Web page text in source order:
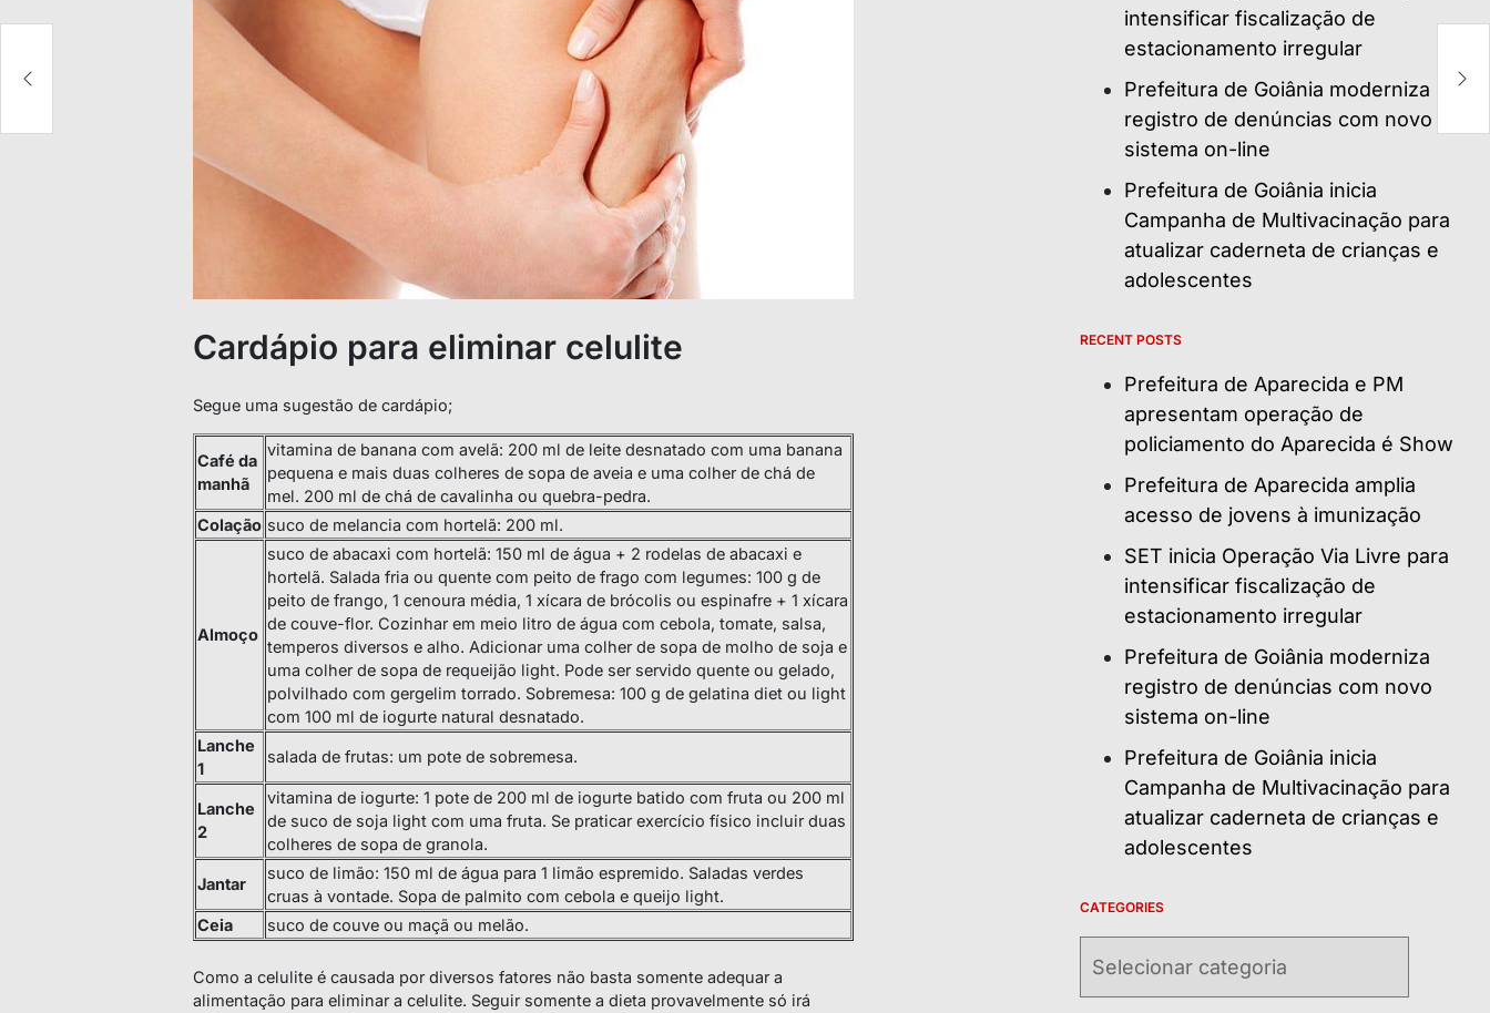
Cardápio para eliminar celulite
Segue uma sugestão de cardápio;
Café da
manhã
vitamina de banana com avelã: 200 ml de leite desnatado com uma banana
pequena e mais duas colheres de sopa de aveia e uma colher de chá de
mel. 200 ml de chá de cavalinha ou quebra-pedra.
Colação suco de melancia com hortelã: 200 ml.
Almoço
suco de abacaxi com hortelã: 150 ml de água + 2 rodelas de abacaxi e
hortelã. Salada fria ou quente com peito de frago com legumes: 100 g de
peito de frango, 1 cenoura média, 1 xícara de brócolis ou espinafre + 1 xícara
de couve-flor. Cozinhar em meio litro de água com cebola, tomate, salsa,
temperos diversos e alho. Adicionar uma colher de sopa de molho de soja e
uma colher de sopa de requeijão light. Pode ser servido quente ou gelado,
polvilhado com gergelim torrado. Sobremesa: 100 g de gelatina diet ou light
com 100 ml de iogurte natural desnatado.
Lanche
1
salada de frutas: um pote de sobremesa.
Lanche
2
vitamina de iogurte: 1 pote de 200 ml de iogurte batido com fruta ou 200 ml
de suco de soja light com uma fruta. Se praticar exercício físico incluir duas
colheres de sopa de granola.
Jantar
suco de limão: 150 ml de água para 1 limão espremido. Saladas verdes
cruas à vontade. Sopa de palmito com cebola e queijo light.
Ceia
suco de couve ou maçã ou melão.
Como a celulite é causada por diversos fatores não basta somente adequar a
alimentação para eliminar a celulite. Seguir somente a dieta provavelmente só irá
intensificar fiscalização de
estacionamento irregular
Prefeitura de Goiânia moderniza
registro de denúncias com novo
sistema on-line
Prefeitura de Goiânia inicia
Campanha de Multivacinação para
atualizar caderneta de crianças e
adolescentes
RECENT POSTS
Prefeitura de Aparecida e PM
apresentam operação de
policiamento do Aparecida é Show
Prefeitura de Aparecida amplia
acesso de jovens à imunização
SET inicia Operação Via Livre para
intensificar fiscalização de
estacionamento irregular
Prefeitura de Goiânia moderniza
registro de denúncias com novo
sistema on-line
Prefeitura de Goiânia inicia
Campanha de Multivacinação para
atualizar caderneta de crianças e
adolescentes
CATEGORIES